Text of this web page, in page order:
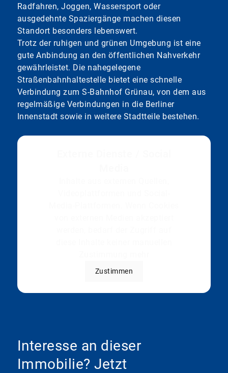
Radfahren, Joggen, Wassersport oder
ausgedehnte Spaziergänge machen diesen
Standort besonders lebenswert.
Trotz der ruhigen und grünen Umgebung ist eine
gute Anbindung an den öffentlichen Nahverkehr
gewährleistet. Die nahegelegene
Straßenbahnhaltestelle bietet eine schnelle
Verbindung zum S-Bahnhof Grünau, von dem aus
regelmäßige Verbindungen in die Berliner
Innenstadt sowie in weitere Stadtteile bestehen.
Zustimmen
Interesse an dieser
Immobilie? Jetzt